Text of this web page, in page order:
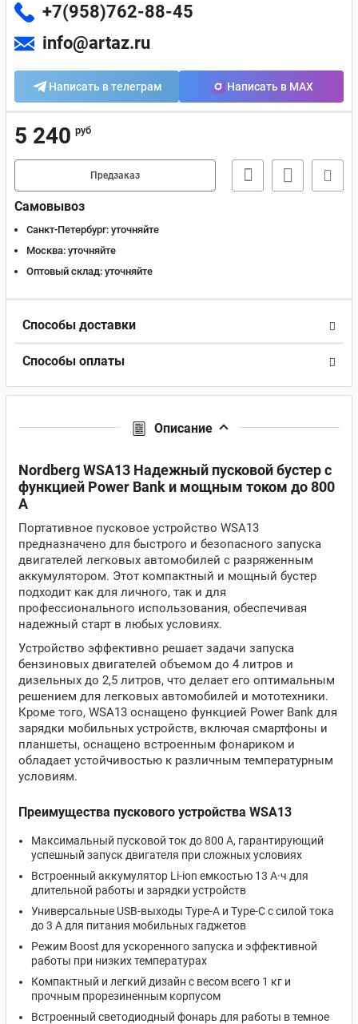
+7(958)762-88-45
info@artaz.ru
Написать в телеграм Написать в MAX
5 240 руб
Предзаказ
Самовывоз
Санкт-Петербург: уточняйте
Москва: уточняйте
Оптовый склад: уточняйте
Способы доставки
Способы оплаты
Описание
Nordberg WSA13 Надежный пусковой бустер с
функцией Power Bank и мощным током до 800
А
Портативное пусковое устройство WSA13
предназначено для быстрого и безопасного запуска
двигателей легковых автомобилей с разряженным
аккумулятором. Этот компактный и мощный бустер
подходит как для личного, так и для
профессионального использования, обеспечивая
надежный старт в любых условиях.
Устройство эффективно решает задачи запуска
бензиновых двигателей объемом до 4 литров и
дизельных до 2,5 литров, что делает его оптимальным
решением для легковых автомобилей и мототехники.
Кроме того, WSA13 оснащено функцией Power Bank для
зарядки мобильных устройств, включая смартфоны и
планшеты, оснащено встроенным фонариком и
обладает устойчивостью к различным температурным
условиям.
Преимущества пускового устройства WSA13
Максимальный пусковой ток до 800 А, гарантирующий
успешный запуск двигателя при сложных условиях
Встроенный аккумулятор Li-ion емкостью 13 А·ч для
длительной работы и зарядки устройств
Универсальные USB-выходы Type-A и Type-C с силой тока
до 3 А для питания мобильных гаджетов
Режим Boost для ускоренного запуска и эффективной
работы при низких температурах
Компактный и легкий дизайн с весом всего 1 кг и
прочным прорезиненным корпусом
Встроенный светодиодный фонарь для работы в темное